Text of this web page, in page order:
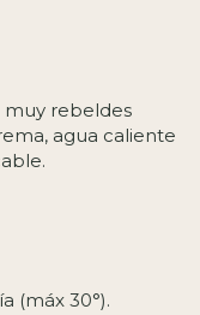
muy rebeldes
agua caliente
(máx 30°).